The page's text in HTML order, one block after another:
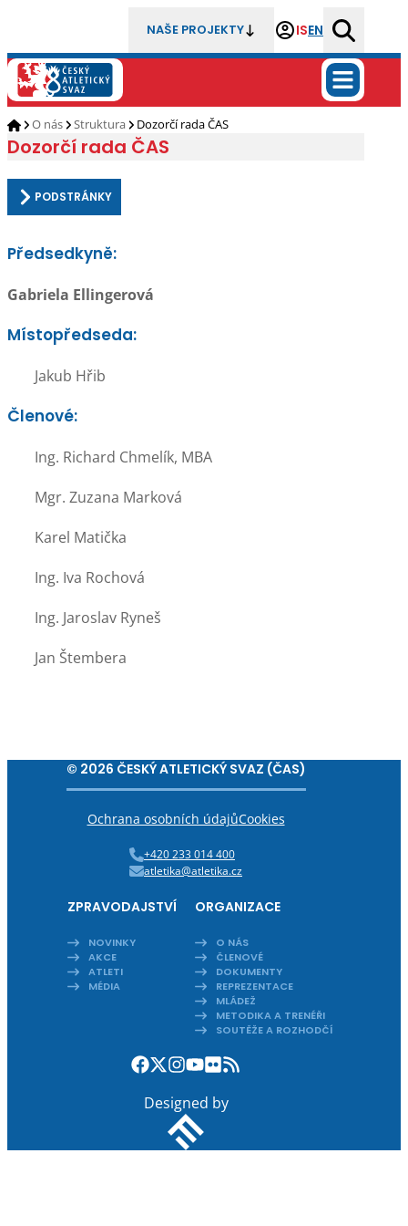
NAŠE PROJEKTY ISEN
O nás Struktura Dozorčí rada ČAS
Dozorčí rada ČAS
PODSTRÁNKY
Předsedkyně:
Gabriela Ellingerová
Místopředseda:
Jakub Hřib
Členové:
Ing. Richard Chmelík, MBA
Mgr. Zuzana Marková
Karel Matička
Ing. Iva Rochová
Ing. Jaroslav Ryneš
Jan Štembera
© 2026 ČESKÝ ATLETICKÝ SVAZ (ČAS)
Ochrana osobních údajůCookies
+420 233 014 400
atletika@atletika.cz
ZPRAVODAJSTVÍ
NOVINKY
AKCE
ATLETI
MÉDIA
ORGANIZACE
O NÁS
ČLENOVÉ
DOKUMENTY
REPREZENTACE
MLÁDEŽ
METODIKA A TRENÉŘI
SOUTĚŽE A ROZHODČÍ
Designed by